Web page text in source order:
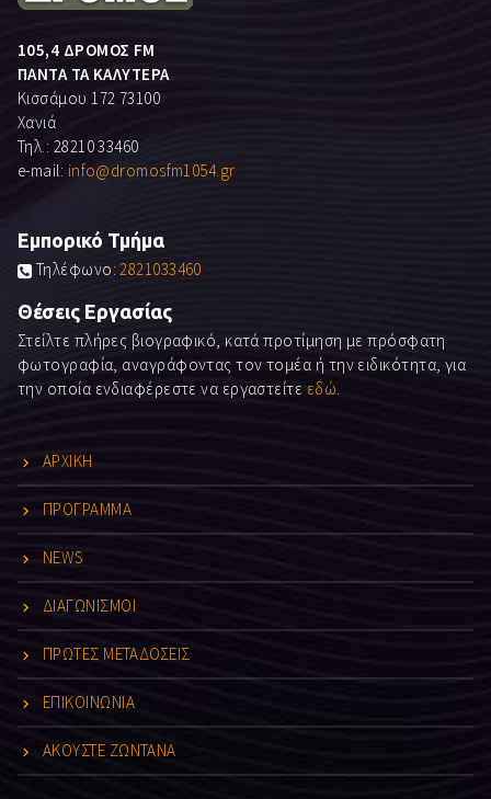
105,4 ΔΡΟΜΟΣ FM
ΠΑΝΤΑ ΤΑ ΚΑΛΥΤΕΡΑ
Κισσάμου 172 73100
Χανιά
Τηλ.: 28210 33460
e-mail: info@dromosfm1054.gr
Εμπορικό Τμήμα
Τηλέφωνο:2821033460
Θέσεις Εργασίας
Στείλτε πλήρες βιογραφικό, κατά προτίμηση με πρόσφατη
φωτογραφία, αναγράφοντας τον τομέα ή την ειδικότητα, για
την οποία ενδιαφέρεστε να εργαστείτε εδώ.
ΑΡΧΙΚΗ
ΠΡΟΓΡΑΜΜΑ
NEWS
ΔΙΑΓΩΝΙΣΜΟΙ
ΠΡΩΤΕΣ ΜΕΤΑΔΟΣΕΙΣ
ΕΠΙΚΟΙΝΩΝΙΑ
ΑΚΟΥΣΤΕ ΖΩΝΤΑΝΑ